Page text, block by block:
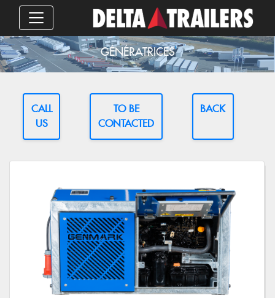
GÉNÉRATRICES
CALL
US
TO BE
CONTACTED
BACK